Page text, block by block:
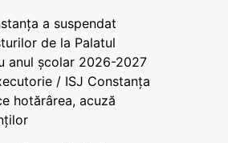
a suspendat
de la Palatul
anul școlar 2026-2027
/ ISJ Constanța
hotărârea, acuză